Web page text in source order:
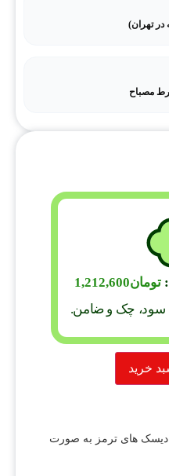
تومان1,212,600
خرید
دیسک های ترمز به صورت